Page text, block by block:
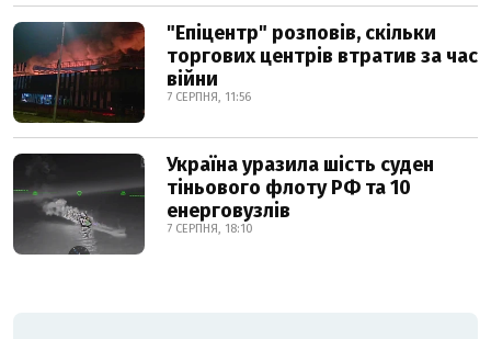
"Епіцентр" розповів, скільки
торгових центрів втратив за час
війни
7 СЕРПНЯ, 11:56
Україна уразила шість суден
тіньового флоту РФ та 10
енерговузлів
7 СЕРПНЯ, 18:10